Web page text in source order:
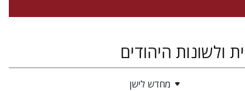
ולשונות היהודים
מחדש לישן